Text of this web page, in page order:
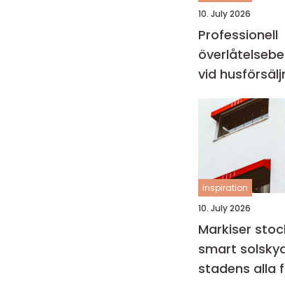
10. July 2026
Professionell
vid
inspiration
10. July 2026
Markiser
smart
stadens alla